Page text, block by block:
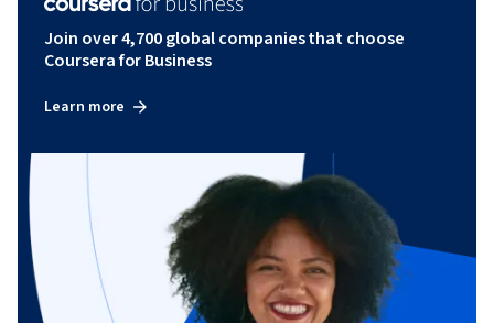
Join over 4,700 global companies that choose
Coursera for Business
Learn more